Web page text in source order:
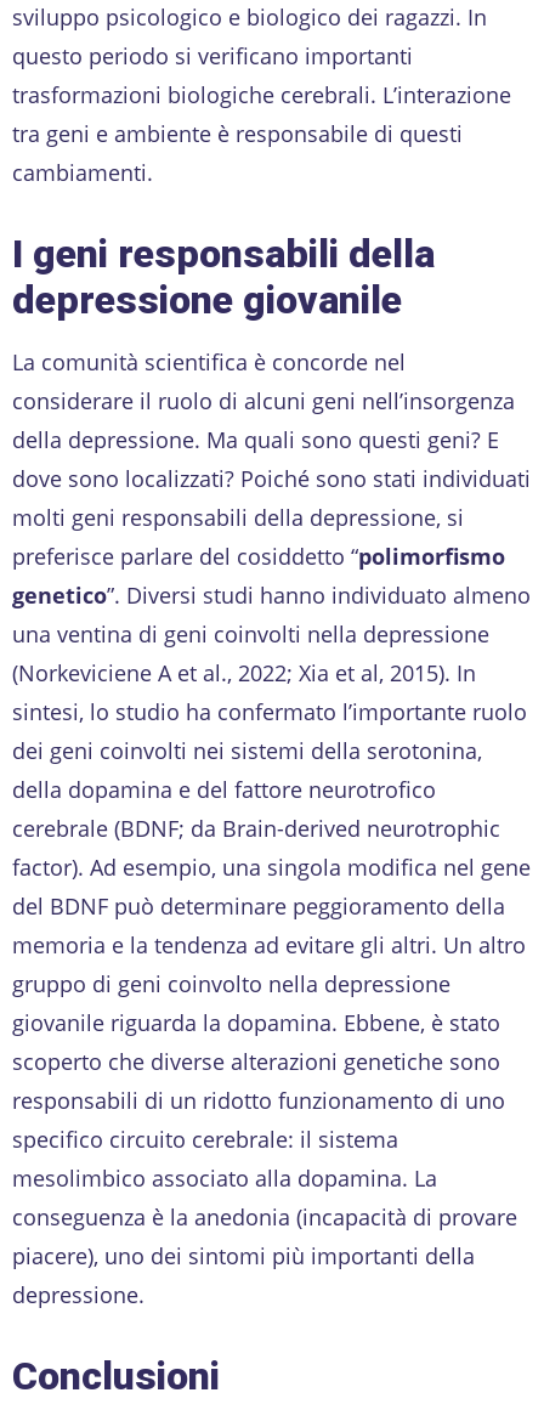
sviluppo psicologico e biologico dei ragazzi. In
questo periodo si verificano importanti
trasformazioni biologiche cerebrali. L’interazione
tra geni e ambiente è responsabile di questi
cambiamenti.
I geni responsabili della
depressione giovanile
La comunità scientifica è concorde nel
considerare il ruolo di alcuni geni nell’insorgenza
della depressione. Ma quali sono questi geni? E
dove sono localizzati? Poiché sono stati individuati
molti geni responsabili della depressione, si
preferisce parlare del cosiddetto “polimorfismo
genetico”. Diversi studi hanno individuato almeno
una ventina di geni coinvolti nella depressione
(Norkeviciene A et al., 2022; Xia et al, 2015). In
sintesi, lo studio ha confermato l’importante ruolo
dei geni coinvolti nei sistemi della serotonina,
della dopamina e del fattore neurotrofico
cerebrale (BDNF; da Brain-derived neurotrophic
factor). Ad esempio, una singola modifica nel gene
del BDNF può determinare peggioramento della
memoria e la tendenza ad evitare gli altri. Un altro
gruppo di geni coinvolto nella depressione
giovanile riguarda la dopamina. Ebbene, è stato
scoperto che diverse alterazioni genetiche sono
responsabili di un ridotto funzionamento di uno
specifico circuito cerebrale: il sistema
mesolimbico associato alla dopamina. La
conseguenza è la anedonia (incapacità di provare
piacere), uno dei sintomi più importanti della
depressione.
Conclusioni